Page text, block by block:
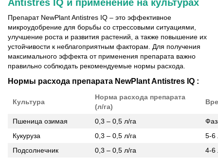
Antistres IQ и применение на культурах
Препарат NewPlant Antistres IQ – это эффективное
микроудобрение для борьбы со стрессовыми ситуациями,
улучшение роста и развития растений, а также повышение их
устойчивости к неблагоприятным факторам. Для получения
максимального эффекта от применения препарата важно
правильно соблюдать рекомендуемые нормы расхода.
Нормы расхода препарата NewPlant Antistres IQ :
Культура
Норма расхода препарата
(л/га)
Пшеница озимая 0,3 – 0,5 л/га
Кукуруза
0,3 – 0,5 л/га
5-6
Подсолнечник
0,3 – 0,5 л/га
4-6